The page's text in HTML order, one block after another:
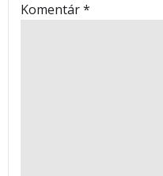
Komentár*